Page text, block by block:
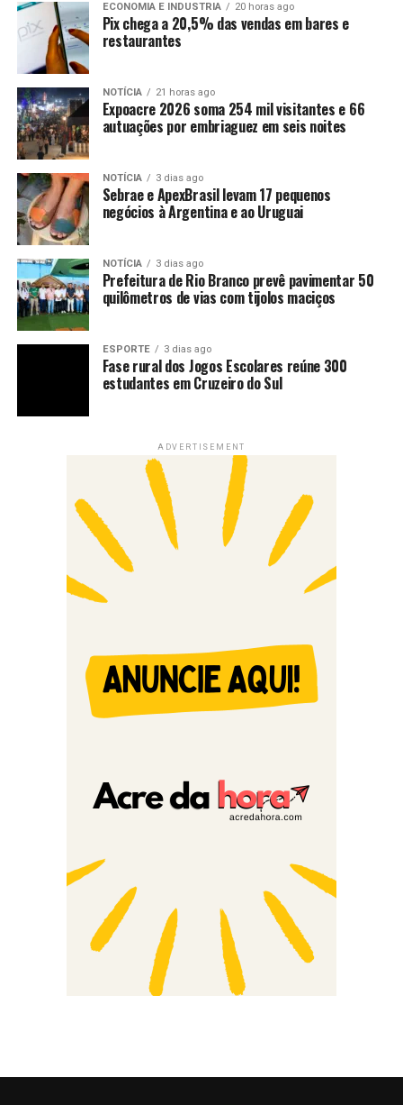
ECONOMIA E INDUSTRIA 20 horas ago
Pix chega a 20,5% das vendas em bares e
restaurantes
NOTÍCIA 21 horas ago
Expoacre 2026 soma 254 mil visitantes e 66
autuações por embriaguez em seis noites
NOTÍCIA 3 dias ago
Sebrae e ApexBrasil levam 17 pequenos
negócios à Argentina e ao Uruguai
NOTÍCIA 3 dias ago
Prefeitura de Rio Branco prevê pavimentar 50
quilômetros de vias com tijolos maciços
ESPORTE 3 dias ago
Fase rural dos Jogos Escolares reúne 300
estudantes em Cruzeiro do Sul
ADVERTISEMENT